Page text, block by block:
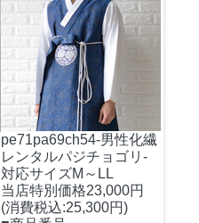
pe71pa69ch54-男性化繊
レンタルパジチョゴリ-
対応サイズM～LL
当店特別価格23,000円
(消費税込:25,300円)